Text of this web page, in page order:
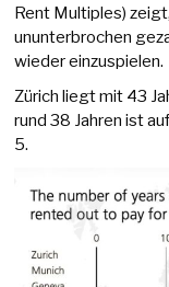
Rent Multiples)
ununterbrochen
wieder einzuspielen.
Zürich liegt mit 43
rund 38 Jahren ist
5.